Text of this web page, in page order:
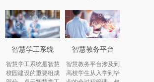
智慧学工系统
智慧学工系统是智慧
校园建设的重要组成
智慧教务平台
智慧教务平台涉及到
高校学生从入学到毕